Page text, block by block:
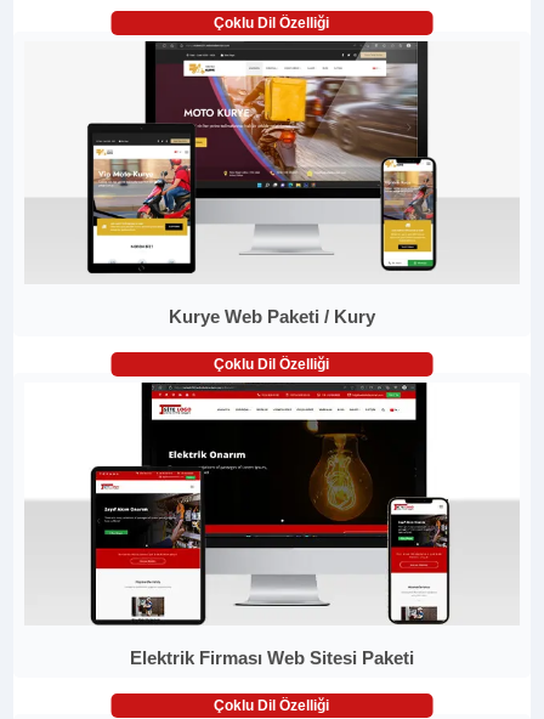
Çoklu Dil Özelliği
Kurye Web Paketi / Kury
Çoklu Dil Özelliği
Elektrik Firması Web Sitesi Paketi
Çoklu Dil Özelliği